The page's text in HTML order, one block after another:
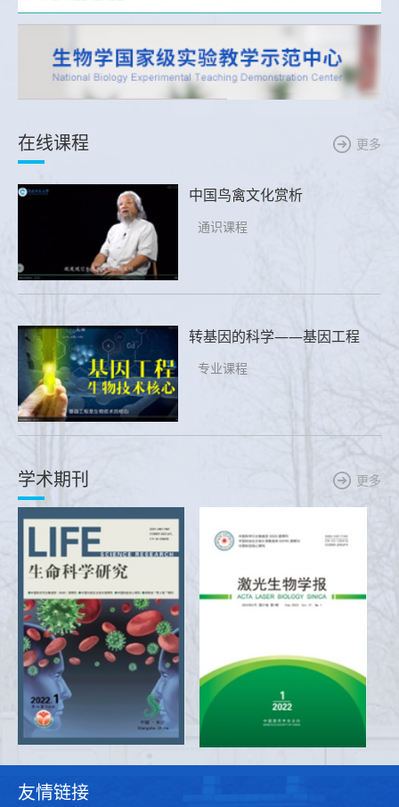
在线课程 更多
中国鸟禽文化赏析
通识课程
转基因的科学——基因工程
专业课程
学术期刊 更多
友情链接